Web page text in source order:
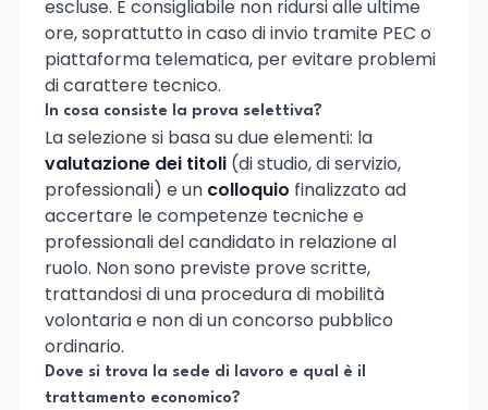
escluse. È consigliabile non ridursi alle ultime
ore, soprattutto in caso di invio tramite PEC o
piattaforma telematica, per evitare problemi
di carattere tecnico.
In cosa consiste la prova selettiva?
La selezione si basa su due elementi: la
valutazione dei titoli (di studio, di servizio,
professionali) e un colloquio finalizzato ad
accertare le competenze tecniche e
professionali del candidato in relazione al
ruolo. Non sono previste prove scritte,
trattandosi di una procedura di mobilità
volontaria e non di un concorso pubblico
ordinario.
Dove si trova la sede di lavoro e qual è il
trattamento economico?